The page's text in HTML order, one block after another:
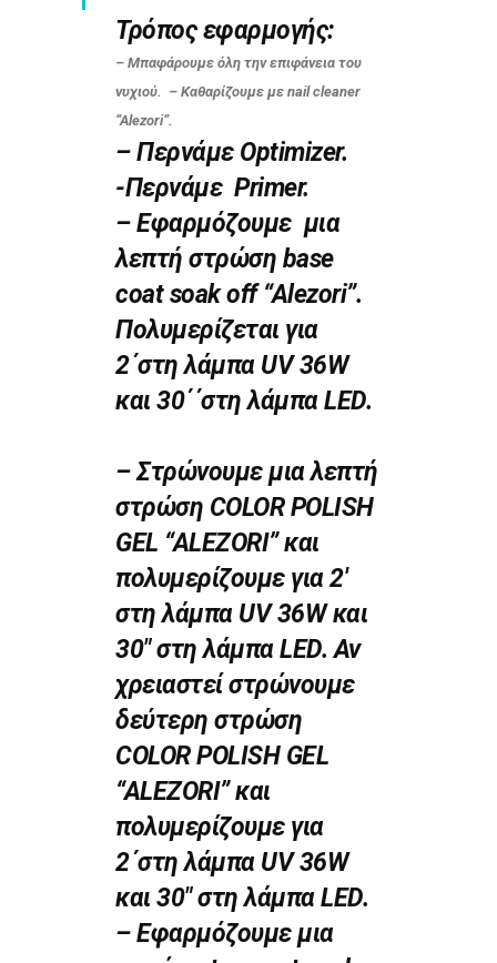
Τρόπος εφαρμογής:
– Μπαφάρουμε όλη την επιφάνεια του
νυχιού. – Καθαρίζουμε με nail cleaner
“Alezori”.
– Περνάμε Optimizer.
-Περνάμε Primer.
– Εφαρμόζουμε μια
λεπτή στρώση base
coat soak off “Alezori”.
Πολυμερίζεται για
2΄στη λάμπα UV 36W
και 30΄΄στη λάμπα LED.
– Στρώνουμε μια λεπτή
στρώση COLOR POLISH
GEL “ALEZORI” και
πολυμερίζουμε για 2′
στη λάμπα UV 36W και
30″ στη λάμπα LED. Αν
χρειαστεί στρώνουμε
δεύτερη στρώση
COLOR POLISH GEL
“ALEZORI” και
πολυμερίζουμε για
2΄στη λάμπα UV 36W
και 30″ στη λάμπα LED.
– Εφαρμόζουμε μια